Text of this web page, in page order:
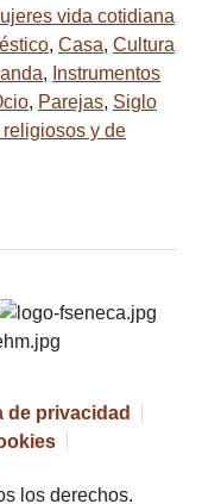
vida cotidiana
, Casa, Cultura
, Instrumentos
, Parejas, Siglo
y de
de privacidad
los derechos.